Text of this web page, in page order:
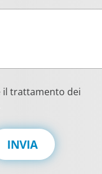
il trattamento dei
INVIA